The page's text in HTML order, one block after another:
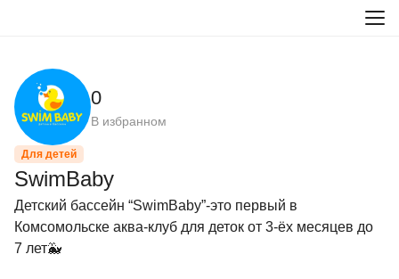
0
В избранном
Для детей
SwimBaby
Детский бассейн “SwimBaby”-это первый в
Комсомольске аква-клуб для деток от 3-ёх месяцев до
7 лет🐳